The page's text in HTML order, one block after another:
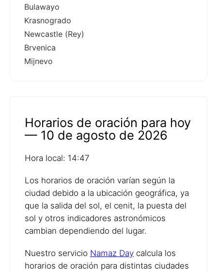
Bulawayo
Krasnogrado
Newcastle (Rey)
Brvenica
Mijnevo
Horarios de oración para hoy
— 10 de agosto de 2026
Hora local: 14:47
Los horarios de oración varían según la
ciudad debido a la ubicación geográfica, ya
que la salida del sol, el cenit, la puesta del
sol y otros indicadores astronómicos
cambian dependiendo del lugar.
Nuestro servicio Namaz Day calcula los
horarios de oración para distintas ciudades